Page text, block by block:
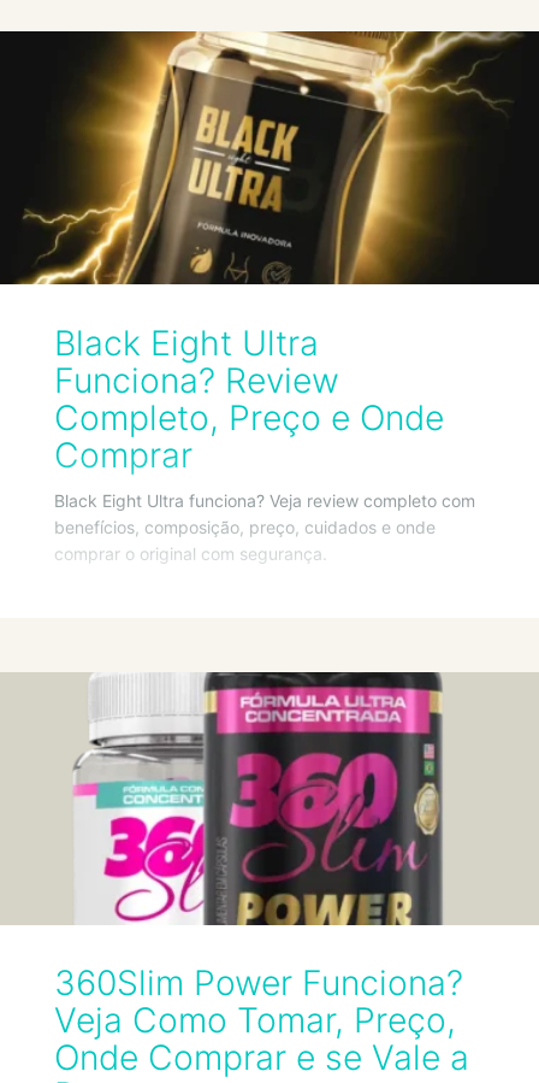
Black Eight Ultra
Funciona? Review
Completo, Preço e Onde
Comprar
Black Eight Ultra funciona? Veja review completo com
benefícios, composição, preço, cuidados e onde
comprar o original com segurança.
360Slim Power Funciona?
Veja Como Tomar, Preço,
Onde Comprar e se Vale a